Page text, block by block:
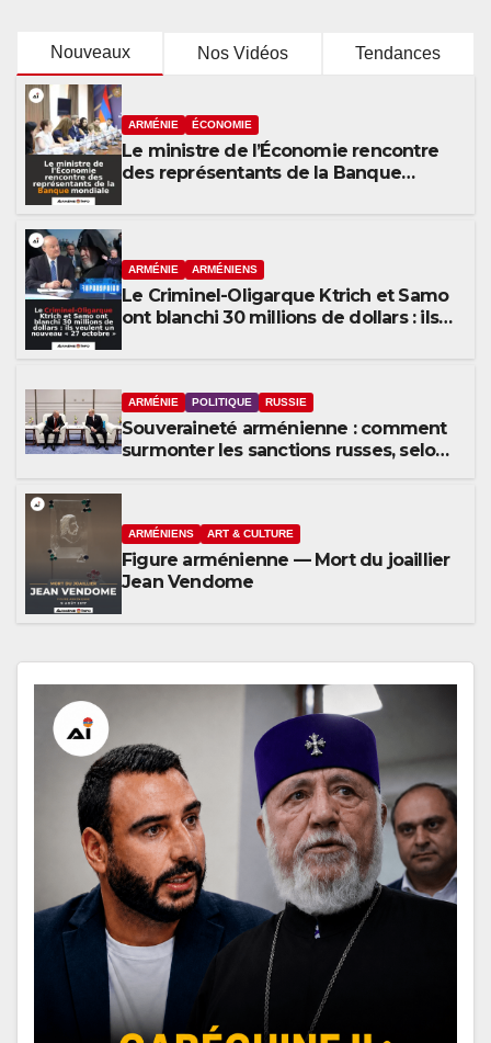
Nouveaux Nos Vidéos Tendances
ARMÉNIE ÉCONOMIE
Le ministre de l’Économie rencontre
des représentants de la Banque
ARMÉNIE ARMÉNIENS
Le Criminel-Oligarque Ktrich et Samo
ont blanchi 30 millions de dollars : ils
ARMÉNIE POLITIQUE RUSSIE
Souveraineté arménienne : comment
surmonter les sanctions russes, selon
ARMÉNIENS ART & CULTURE
Figure arménienne — Mort du joaillier
Jean Vendome